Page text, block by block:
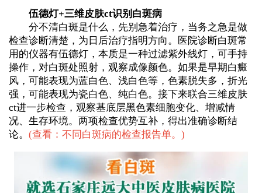
伍德灯+三维皮肤ct识别白斑病
分不清白斑是什么，先别急着治疗，当务之急是做
检查诊断清楚，为日后治疗指明方向。医院诊断白斑常
用的仪器有伍德灯，本质是一种过滤紫外线灯，可手持
操作，对白斑处照射，观察成像颜色。如果是早期白癜
风，可能表现为蓝白色、浅白色等，色素脱失多，折光
强，可能表现为瓷白色、纯白色。接下来联合三维皮肤
ct进一步检查，观察基底层黑色素细胞变化、增减情
况、生存环境。两项检查优势互补，得出准确诊断结
论。 (查看：不同白斑病的检查报告单。 )